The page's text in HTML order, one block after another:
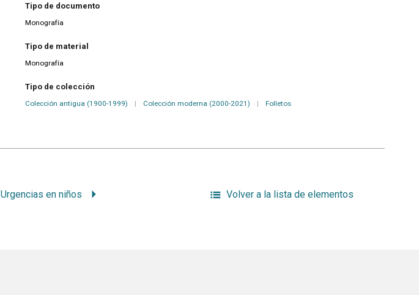
Tipo de documento
Monografía
Tipo de material
Monografía
Tipo de colección
Colección antigua (1900-1999) | Colección moderna (2000-2021) | Folletos
Urgencias en niños Volver a la lista de elementos